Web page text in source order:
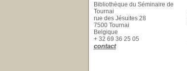
Bibliothèque du Séminaire de
Tournai
rue des Jésuites 28
7500 Tournai
Belgique
+ 32 69 36 25 05
contact